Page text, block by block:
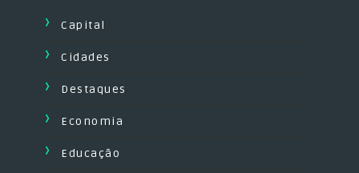
Capital
Cidades
Destaques
Economia
Educação